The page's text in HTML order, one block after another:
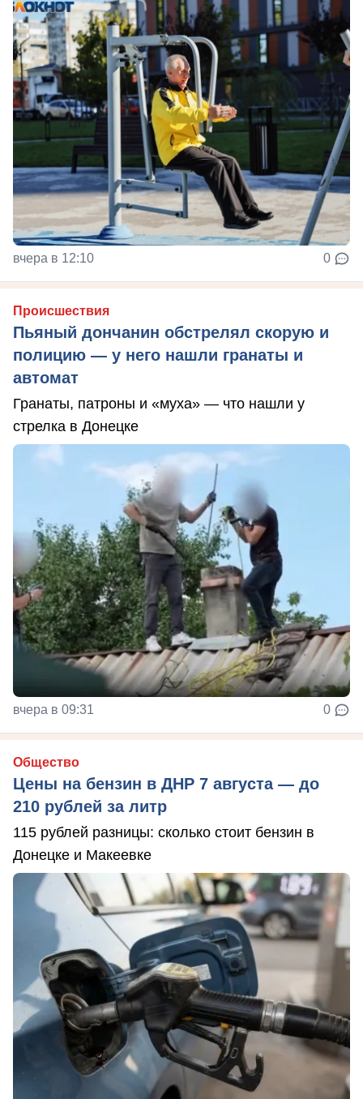
вчера в 12:10 0
Происшествия
Пьяный дончанин обстрелял скорую и
полицию — у него нашли гранаты и
автомат
Гранаты, патроны и «муха» — что нашли у
стрелка в Донецке
вчера в 09:31 0
Общество
Цены на бензин в ДНР 7 августа — до
210 рублей за литр
115 рублей разницы: сколько стоит бензин в
Донецке и Макеевке